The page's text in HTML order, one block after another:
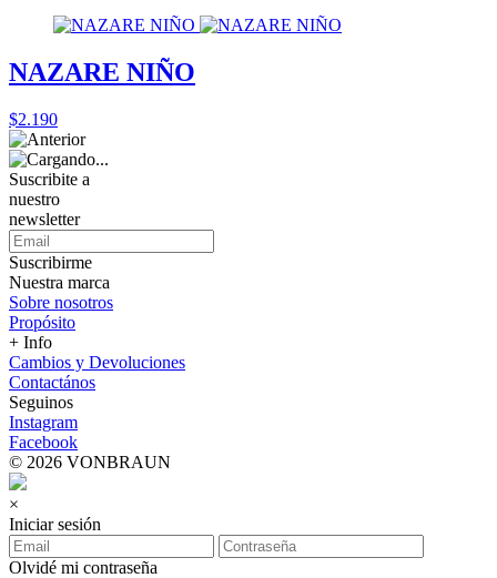
NAZARE NIÑO
$2.190
Suscribite a
nuestro
newsletter
Suscribirme
Nuestra marca
Sobre nosotros
Propósito
+ Info
Cambios y Devoluciones
Contactános
Seguinos
Instagram
Facebook
© 2026 VONBRAUN
×
Iniciar sesión
Olvidé mi contraseña